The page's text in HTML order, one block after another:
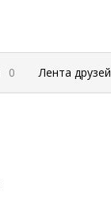
0 Лента друзей